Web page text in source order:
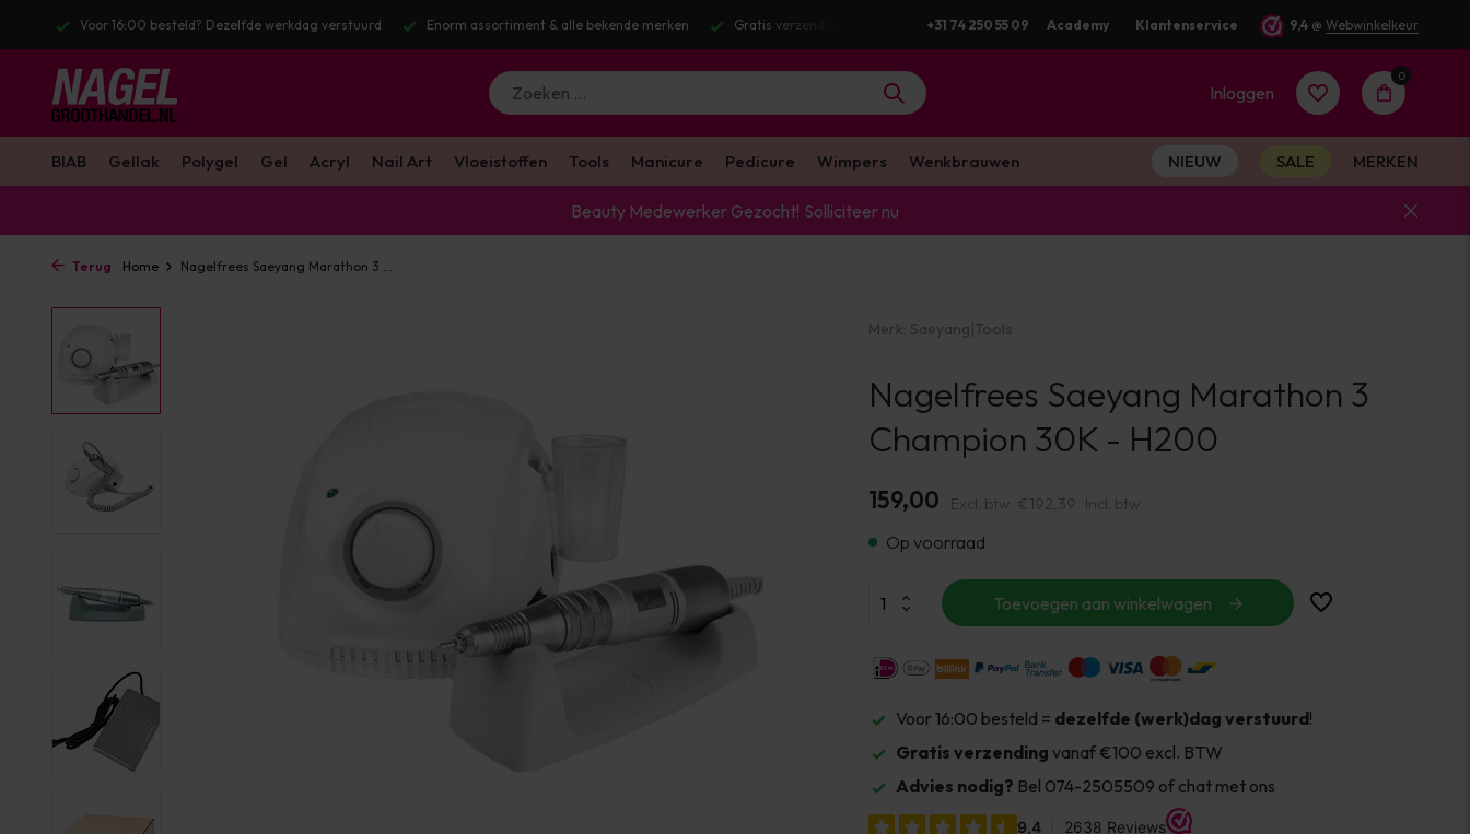
werkdag verstuurd Enorm assortiment & alle bekende merken Gratis verzending v.a. €100 excl. BTW Voor 16:00 besteld? Dezelfde werkdag verstuurd
+31 74 250 55 09 Academy Klantenservice 9,4 @ Webwinkelkeur
Inloggen
Account
aanmaken
0
BIAB Gellak Polygel Gel Acryl Nail Art Vloeistoffen Tools Manicure Pedicure Wimpers Wenkbrauwen NIEUW SALE MERKEN
Beauty Medewerker Gezocht! Solliciteer nu
Terug Home Nagelfrees Saeyang Marathon 3 ...
Merk: Saeyang|Tools
Nagelfrees Saeyang Marathon 3
Champion 30K - H200
159,00 Excl. btw €192,39 Incl. btw
Op voorraad
Toevoegen aan winkelwagen
Voor 16:00 besteld = dezelfde (werk)dag verstuurd!
Gratis verzending vanaf €100 excl. BTW
Advies nodig? Bel 074-2505509 of chat met ons